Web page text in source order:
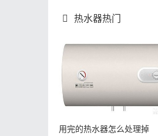
热水器热门
用完的热水器怎么处理掉